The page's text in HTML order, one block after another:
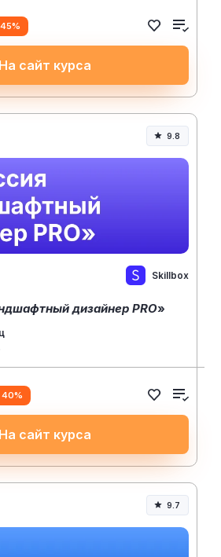
На сайт курса
9.8
Skillbox
дизайнер PRO»
На сайт курса
9.7